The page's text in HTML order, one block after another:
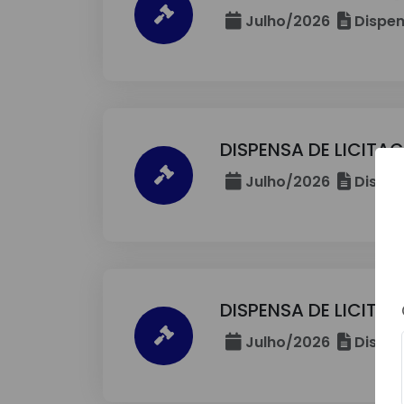
Julho/2026
DISPENSA DE
Julho/2026
DISPENSA DE
Julho/2026